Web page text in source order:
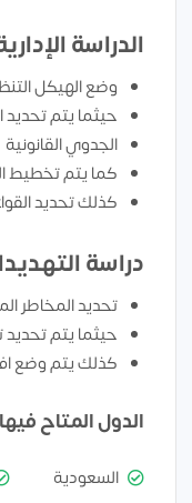
الدراسة
وضع الهيكل
حيثما يتم تحديد
الجدوي القانونية
كما يتم تخطيط
كذلك تحديد
دراسة
تحديد المخاطر
حيثما يتم تحديد
كذلك يتم وضع
الدول المتاح
السعودية